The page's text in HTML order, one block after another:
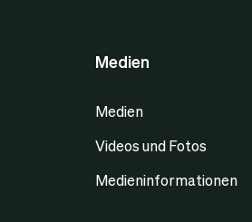
Medien
Medien
Videos und Fotos
Medieninformationen